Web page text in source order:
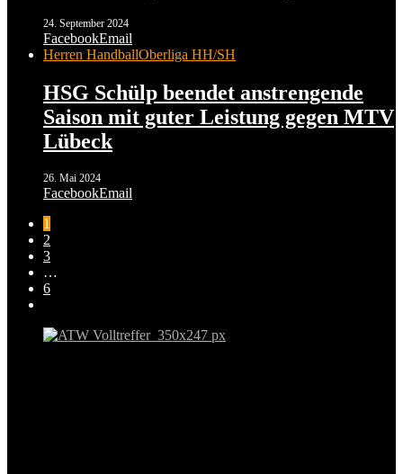
24. September 2024
FacebookEmail
Herren HandballOberliga HH/SH
HSG Schülp beendet anstrengende
Saison mit guter Leistung gegen MTV
Lübeck
26. Mai 2024
FacebookEmail
1
2
3
…
6